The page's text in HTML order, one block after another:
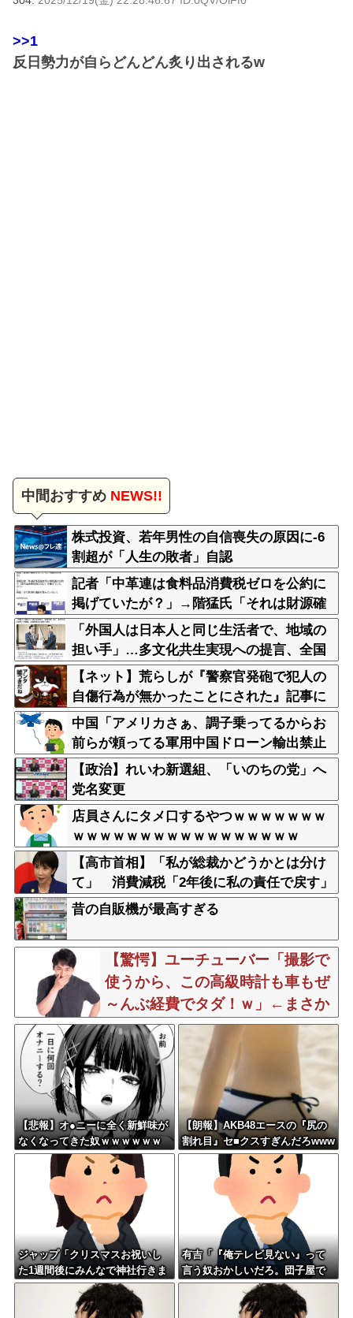
>>1
反日勢力が自らどんどん炙り出されるw
中間おすすめNEWS!!
株式投資、若年男性の自信喪失の原因に-6
割超が「人生の敗者」自認
記者「中革連は食料品消費税ゼロを公約に
掲げていたが？」→階猛氏「それは財源確
保という条件付き」
「外国人は日本人と同じ生活者で、地域の
担い手」…多文化共生実現への提言、全国
知事会が政府に提出
【ネット】荒らしが『警察官発砲で犯人の
自傷行為が無かったことにされた』記事に
「難癖な記事」とイチャモン→自傷行為の
動画が拡散してマスゴミの偏向報道確定
中国「アメリカさぁ、調子乗ってるからお
前らが頼ってる軍用中国ドローン輸出禁止
するわw」
【政治】れいわ新選組、「いのちの党」へ
党名変更
店員さんにタメ口するやつｗｗｗｗｗｗｗ
ｗｗｗｗｗｗｗｗｗｗｗｗｗｗｗｗｗ
【高市首相】「私が総裁かどうかとは分け
て」 消費減税「2年後に私の責任で戻す」
発言を説明
昔の自販機が最高すぎる
【驚愕】ユーチューバー「撮影で
使うから、この高級時計も車もぜ
～んぶ経費でタダ！ｗ」←まさか
コレ本気にしてる奴なんておらん
よな？よな？w w w w w w w w w
w w
【悲報】オ●ニーに全く新鮮味が
なくなってきた奴ｗｗｗｗｗｗ
ｗｗｗｗ
【朗報】AKB48エースの『尻の
割れ目』セ■クスすぎんだろwww
ww
ジャップ「クリスマスお祝いし
た1週間後にみんなで神社行きま
す」←これ
有吉「『俺テレビ見ない』って
言う奴おかしいだろ。団子屋で
『団子食べない』って言う